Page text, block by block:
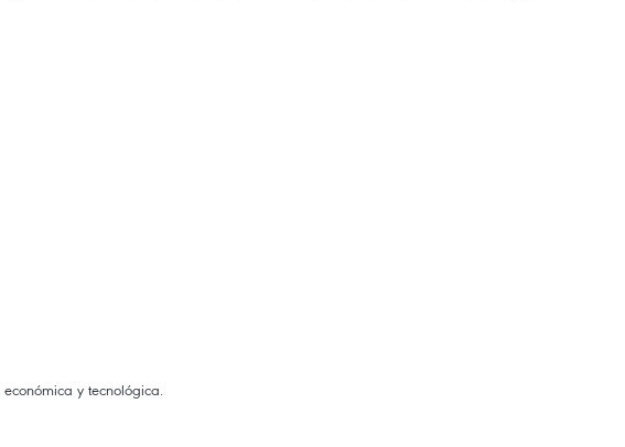
y tecnológica.